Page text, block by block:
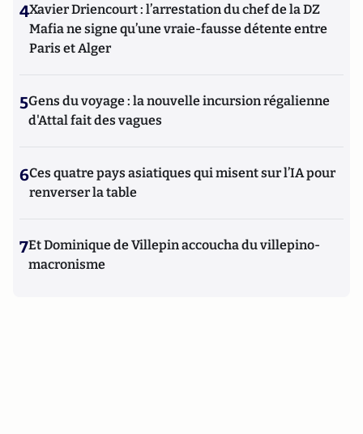
4Xavier Driencourt : l’arrestation du chef de la DZ
Mafia ne signe qu’une vraie-fausse détente entre
Paris et Alger
5Gens du voyage : la nouvelle incursion régalienne
d'Attal fait des vagues
6Ces quatre pays asiatiques qui misent sur l’IA pour
renverser la table
7Et Dominique de Villepin accoucha du villepino-
macronisme